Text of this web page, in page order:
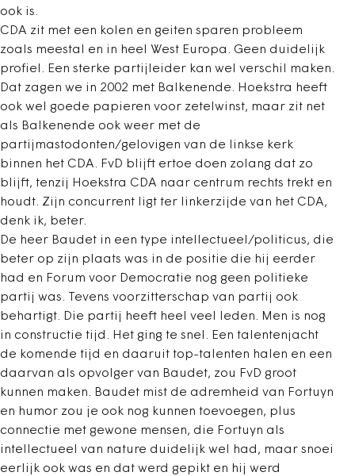
ook is.
CDA zit met een kolen en geiten sparen probleem
zoals meestal en in heel West Europa. Geen duidelijk
profiel. Een sterke partijleider kan wel verschil maken.
Dat zagen we in 2002 met Balkenende. Hoekstra heeft
ook wel goede papieren voor zetelwinst, maar zit net
als Balkenende ook weer met de
partijmastodonten/gelovigen van de linkse kerk
binnen het CDA. FvD blijft ertoe doen zolang dat zo
blijft, tenzij Hoekstra CDA naar centrum rechts trekt en
houdt. Zijn concurrent ligt ter linkerzijde van het CDA,
denk ik, beter.
De heer Baudet in een type intellectueel/politicus, die
beter op zijn plaats was in de positie die hij eerder
had en Forum voor Democratie nog geen politieke
partij was. Tevens voorzitterschap van partij ook
behartigt. Die partij heeft heel veel leden. Men is nog
in constructie tijd. Het ging te snel. Een talentenjacht
de komende tijd en daaruit top-talenten halen en een
daarvan als opvolger van Baudet, zou FvD groot
kunnen maken. Baudet mist de adremheid van Fortuyn
en humor zou je ook nog kunnen toevoegen, plus
connectie met gewone mensen, die Fortuyn als
intellectueel van nature duidelijk wel had, maar snoei
eerlijk ook was en dat werd gepikt en hij werd